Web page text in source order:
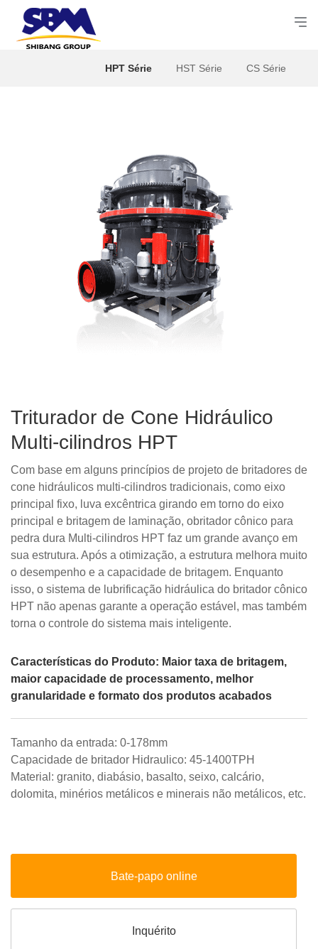
HPT Série HST Série CS Série
Triturador de Cone Hidráulico
Multi-cilindros HPT
Com base em alguns princípios de projeto de britadores de
cone hidráulicos multi-cilindros tradicionais, como eixo
principal fixo, luva excêntrica girando em torno do eixo
principal e britagem de laminação, obritador cônico para
pedra dura Multi-cilindros HPT faz um grande avanço em
sua estrutura. Após a otimização, a estrutura melhora muito
o desempenho e a capacidade de britagem. Enquanto
isso, o sistema de lubrificação hidráulica do britador cônico
HPT não apenas garante a operação estável, mas também
torna o controle do sistema mais inteligente.
Características do Produto: Maior taxa de britagem,
maior capacidade de processamento, melhor
granularidade e formato dos produtos acabados
Tamanho da entrada: 0-178mm
Capacidade de britador Hidraulico: 45-1400TPH
Material: granito, diabásio, basalto, seixo, calcário,
dolomita, minérios metálicos e minerais não metálicos, etc.
Bate-papo online
Inquérito